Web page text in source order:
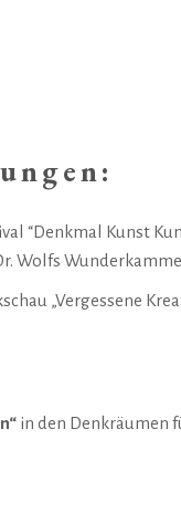
“Denkmal Kunst
Wolfs
„Vergessene
in den Denkräumen